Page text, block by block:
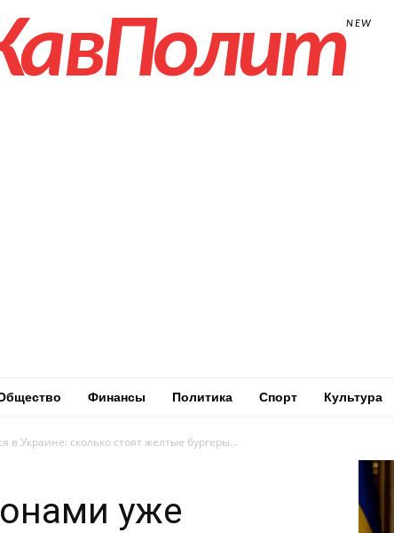
NEW
Финансы Политика Спорт Культура
Украине: сколько стоят желтые бургеры...
уже